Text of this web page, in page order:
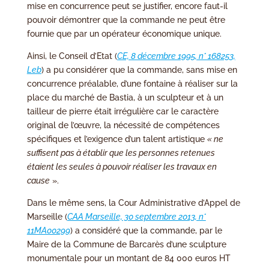
mise en concurrence peut se justifier, encore faut-il
pouvoir démontrer que la commande ne peut être
fournie que par un opérateur économique unique.
Ainsi, le Conseil d’Etat (CE, 8 décembre 1995, n° 168253,
Leb) a pu considérer que la commande, sans mise en
concurrence préalable, d’une fontaine à réaliser sur la
place du marché de Bastia, à un sculpteur et à un
tailleur de pierre était irrégulière car le caractère
original de l’œuvre, la nécessité de compétences
spécifiques et l’exigence d’un talent artistique « ne
suffisent pas à établir que les personnes retenues
étaient les seules à pouvoir réaliser les travaux en
cause».
Dans le même sens, la Cour Administrative d’Appel de
Marseille (CAA Marseille, 30 septembre 2013, n°
11MA00299) a considéré que la commande, par le
Maire de la Commune de Barcarès d’une sculpture
monumentale pour un montant de 84 000 euros HT